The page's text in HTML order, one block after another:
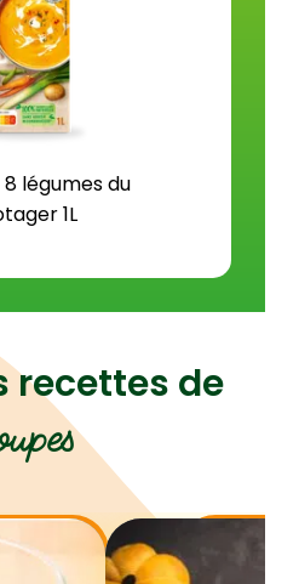
légumes du
1L
recettes de